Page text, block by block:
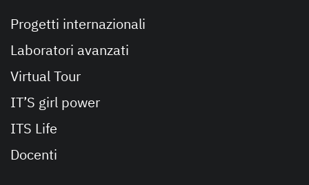
Progetti internazionali
Laboratori avanzati
Virtual Tour
IT’S girl power
ITS Life
Docenti